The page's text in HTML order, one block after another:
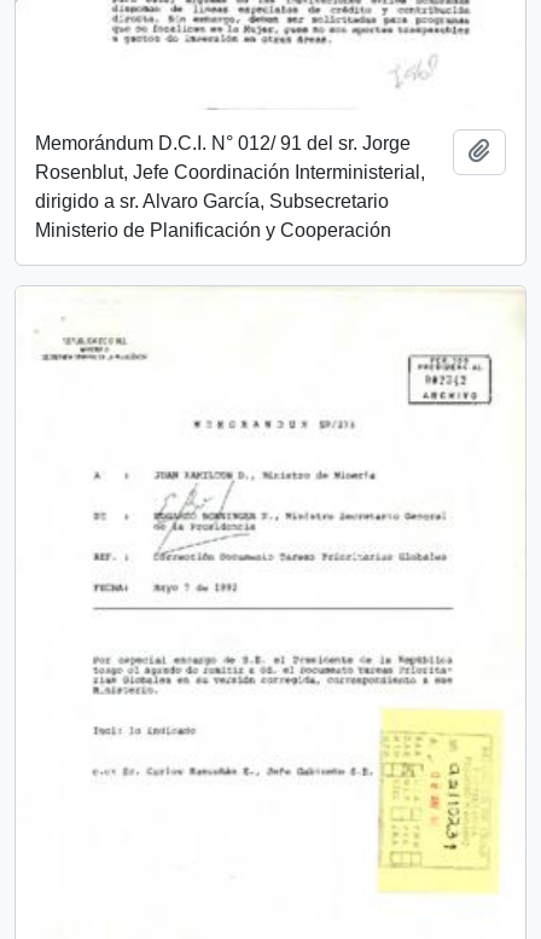
Memorándum D.C.I. N° 012/ 91 del sr. Jorge
Rosenblut, Jefe Coordinación Interministerial,
dirigido a sr. Alvaro García, Subsecretario
Ministerio de Planificación y Cooperación